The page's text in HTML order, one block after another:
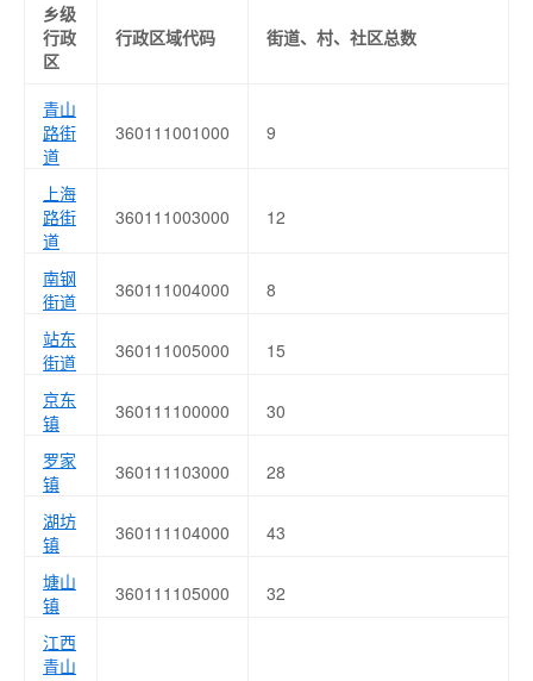
乡级
行政
区
行政区域代码 街道、村、社区总数
青山
路街
道
360111001000 9
上海
路街
道
360111003000 12
南钢
街道
360111004000 8
站东
街道
360111005000 15
京东
镇
360111100000 30
罗家
镇
360111103000 28
湖坊
镇
360111104000 43
塘山
镇
360111105000 32
江西
青山